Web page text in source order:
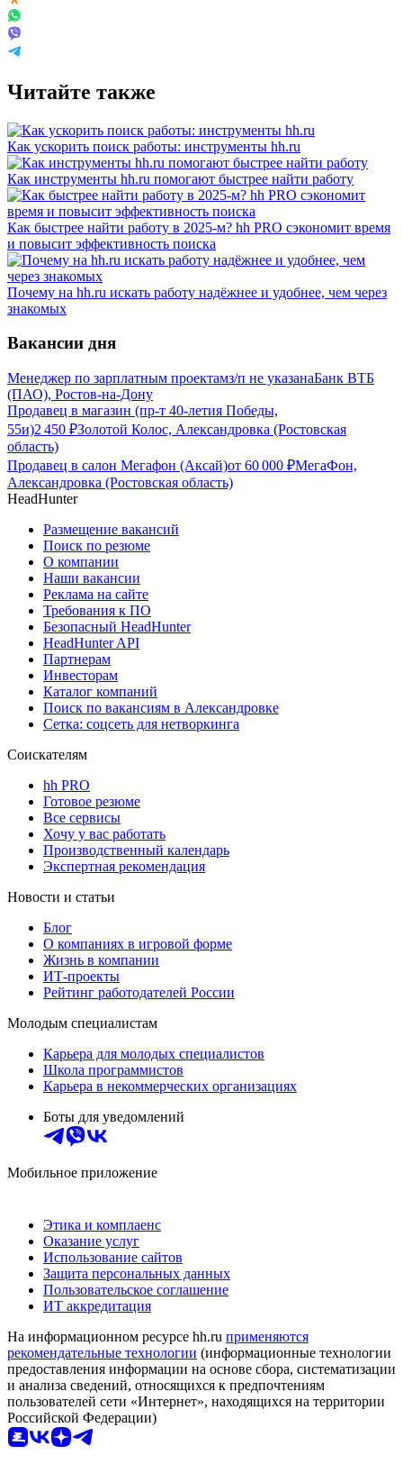
Читайте также
Как ускорить поиск работы: инструменты hh.ru
Как инструменты hh.ru помогают быстрее найти работу
Как быстрее найти работу в 2025-м? hh PRO сэкономит время
и повысит эффективность поиска
Почему на hh.ru искать работу надёжнее и удобнее, чем через
знакомых
Вакансии дня
Менеджер по зарплатным проектамз/п не указанаБанк ВТБ
(ПАО), Ростов-на-Дону
Продавец в магазин (пр-т 40-летия Победы,
55и)2 450 ₽Золотой Колос, Александровка (Ростовская
область)
Продавец в салон Мегафон (Аксай)от 60 000 ₽МегаФон,
Александровка (Ростовская область)
HeadHunter
Размещение вакансий
Поиск по резюме
О компании
Наши вакансии
Реклама на сайте
Требования к ПО
Безопасный HeadHunter
HeadHunter API
Партнерам
Инвесторам
Каталог компаний
Поиск по вакансиям в Александровке
Сетка: соцсеть для нетворкинга
Соискателям
hh PRO
Готовое резюме
Все сервисы
Хочу у вас работать
Производственный календарь
Экспертная рекомендация
Новости и статьи
Блог
О компаниях в игровой форме
Жизнь в компании
ИТ-проекты
Рейтинг работодателей России
Молодым специалистам
Карьера для молодых специалистов
Школа программистов
Карьера в некоммерческих организациях
Боты для уведомлений
Мобильное приложение
Этика и комплаенс
Оказание услуг
Использование сайтов
Защита персональных данных
Пользовательское соглашение
ИТ аккредитация
На информационном ресурсе hh.ru применяются
рекомендательные технологии (информационные технологии
предоставления информации на основе сбора, систематизации
и анализа сведений, относящихся к предпочтениям
пользователей сети «Интернет», находящихся на территории
Российской Федерации)